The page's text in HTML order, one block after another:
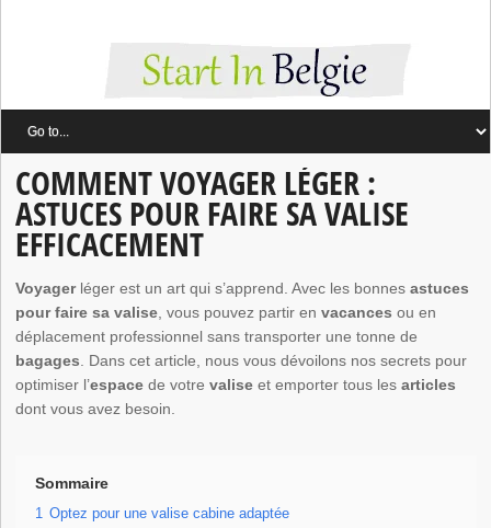
COMMENT VOYAGER LÉGER :
ASTUCES POUR FAIRE SA VALISE
EFFICACEMENT
Voyagerléger est un art qui s’apprend. Avec les bonnesastuces
pour faire sa valise, vous pouvez partir envacances ou en
déplacement professionnel sans transporter une tonne de
bagages. Dans cet article, nous vous dévoilons nos secrets pour
optimiser l’espace de votrevalise et emporter tous lesarticles
dont vous avez besoin.
Sommaire
1 Optez pour une valise cabine adaptée